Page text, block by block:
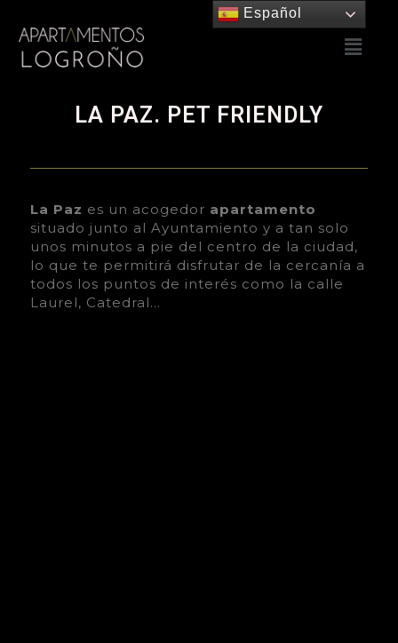
LA PAZ. PET FRIENDLY
La Paz es un acogedor apartamento
situado junto al Ayuntamiento y a tan solo
unos minutos a pie del centro de la ciudad,
lo que te permitirá disfrutar de la cercanía a
todos los puntos de interés como la calle
Laurel, Catedral…
Español